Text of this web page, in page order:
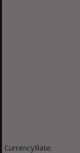
CurrencyRate